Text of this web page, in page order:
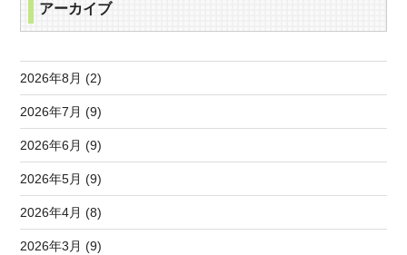
アーカイブ
2026年8月 (2)
2026年7月 (9)
2026年6月 (9)
2026年5月 (9)
2026年4月 (8)
2026年3月 (9)